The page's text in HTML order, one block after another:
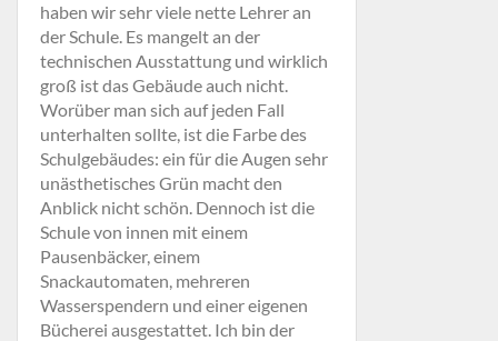
haben wir sehr viele nette Lehrer an
der Schule. Es mangelt an der
technischen Ausstattung und wirklich
groß ist das Gebäude auch nicht.
Worüber man sich auf jeden Fall
unterhalten sollte, ist die Farbe des
Schulgebäudes: ein für die Augen sehr
unästhetisches Grün macht den
Anblick nicht schön. Dennoch ist die
Schule von innen mit einem
Pausenbäcker, einem
Snackautomaten, mehreren
Wasserspendern und einer eigenen
Bücherei ausgestattet. Ich bin der